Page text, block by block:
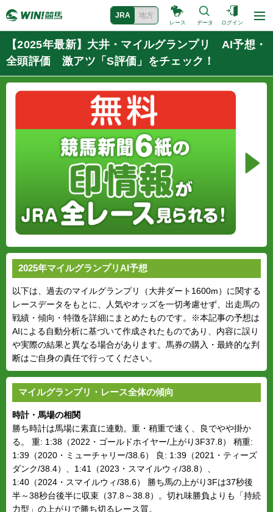
JRA 地方
レース データ ログイン
【2025年最新】大井・マイルグランプリ AI予想・
全頭評価 激アツ「S評価」をチェック！
2025年マイルグランプリAI予想
以下は、過去のマイルグランプリ（大井ダート1600m）に関する
レースデータをもとに、人気やオッズを一切考慮せず、出走馬の
戦績・傾向・特徴を詳細にまとめたものです。※本記事の予想は
AIによる自動分析に基づいて作成されたものであり、内容に誤り
や実際の結果と異なる場合があります。馬券の購入・最終的な判
断はご自身の責任で行ってください。
マイルグランプリ・レース全体の傾向
時計・馬場の相関
勝ち時計は馬場に素直に連動。重・稍重で速く、良でやや掛か
る。 重: 1:38（2022・ゴールドホイヤー/上がり3F37.8） 稍重:
1:39（2020・ミューチャリー/38.6） 良: 1:39（2021・ティーズ
ダンク/38.4）、1:41（2023・スマイルウィ/38.8）、
1:40（2024・スマイルウィ/38.6） 勝ち馬の上がり3Fは37秒後
半～38秒台後半に収束（37.8～38.8）。切れ味勝負よりも「持続
力型」の上がりで勝ち切るレース質。